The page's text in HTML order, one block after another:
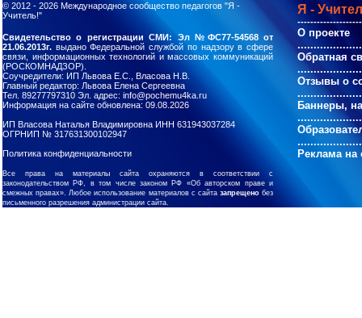
© 2012 - 2026 Международное сообщество педагогов "Я -
Учитель!"
Я -
О проекте
Обратная
Отзывы о
Баннеры,
Реклама на
Свидетельство о регистрации СМИ: Эл №ФС77-54568 от
21.06.2013г. выдано Федеральной службой по надзору в сфере
связи, информационных технологий и массовых коммуникаций
(РОСКОМНАДЗОР).
Соучредители: ИП Львова Е.С., Власова Н.В.
Главный редактор: Львова Елена Сергеевна
Тел. 89277797310 Эл. адрес: info@pochemu4ka.ru
Информация на сайте обновлена: 09.08.2026
ИП Власова Наталья Владимировна ИНН 631943037284
ОГРНИП № 317631300102947
Политика конфиденциальности
Все права на материалы сайта охраняются в соответствии с
законодательством РФ, в том числе законом РФ «Об авторском праве и
смежных правах». Любое использование материалов с сайта запрещенобез
письменного разрешения администрации сайта.